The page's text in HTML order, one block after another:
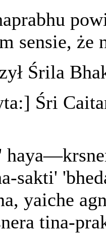
sensie,
Śrila
Śri
sakti'
yaiche
tina-